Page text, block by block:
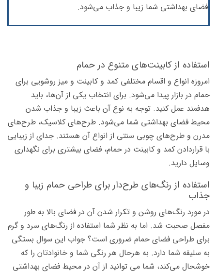
فضای بهداشتی شما زیبا و جذاب می‌شود.
استفاده از کابینت‌های متنوع در حمام
امروزه انواع و اقسام مختلفی کمد و کابینت و میز روشویی برای
حمام در بازار پیدا می‌شود. برای انتخاب یکی از آن‌ها، باید
هدفمند عمل کنید. توجه به نوع آن باعث زیبا و جذاب شدن
محیط فضای بهداشتی شما می‌شود. طرح‌های کلاسیک، طرح‌های
مدرن و طرح‌های چوبی سنتی از انواع آن هستند. جدای از زیبایی
با قراردادن کمد و کابینت در حمام، فضای بیشتری برای نگهداری
وسایل دارید.
استفاده از رنگ‌های طرح‌دار برای طراحی حمام زیبا و
جذاب
در مورد رنگ‌های روشن و تکرار شدن آن در فضای بالا به طور
مفصل صحبت شد. اما به نظر شما استفاده از رنگ‌های سرد و گرم
برای طراحی فضای حمام ضروری است؟ جواب این سوال بستگی
به سلیقه شما دارد. به هرحال هر رنگی شما و خانوادتان را که
خوشحال می‌کند، شما می توانید از آن در محیط فضای بهداشتی